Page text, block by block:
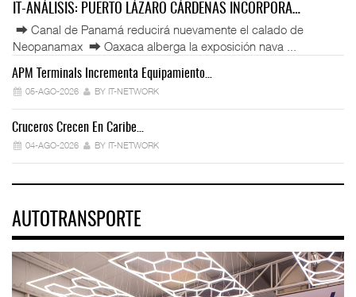
IT-ANÁLISIS: PUERTO LÁZARO CÁRDENAS INCORPORA…
⮕ Canal de Panamá reducirá nuevamente el calado de
Neopanamax ⮕ Oaxaca alberga la exposición nava ...
APM Terminals Incrementa Equipamiento…
05-AGO-2026 BY IT-NETWORK
Cruceros Crecen En Caribe…
04-AGO-2026 BY IT-NETWORK
AUTOTRANSPORTE